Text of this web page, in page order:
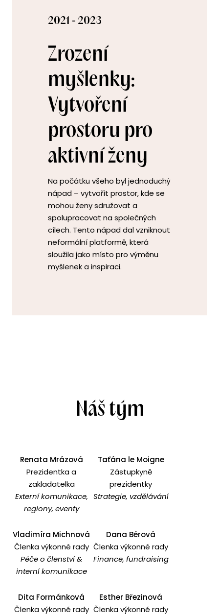
2021 - 2023
Zrození
myšlenky:
Vytvoření
prostoru pro
aktivní ženy
Na počátku všeho byl jednoduchý
nápad – vytvořit prostor, kde se
mohou ženy sdružovat a
spolupracovat na společných
cílech. Tento nápad dal vzniknout
neformální platformě, která
sloužila jako místo pro výměnu
myšlenek a inspiraci.
Náš tým
Renata Mrázová
Prezidentka a
zakladatelka
Externí komunikace,
regiony, eventy
Taťána le Moigne
Zástupkyně
prezidentky
Strategie, vzdělávání
Vladimíra Michnová
Členka výkonné rady
Péče o členství &
interní komunikace
Dana Bérová
Členka výkonné rady
Finance, fundraising
Dita Formánková
Členka výkonné rady
Esther Březinová
Členka výkonné rady